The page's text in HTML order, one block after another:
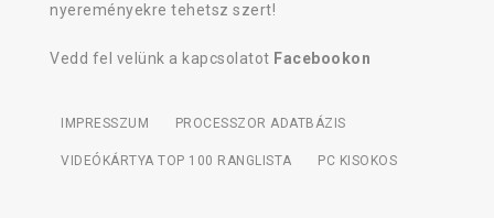
nyereményekre tehetsz szert!
Vedd fel velünk a kapcsolatot Facebookon
IMPRESSZUM PROCESSZOR ADATBÁZIS
VIDEÓKÁRTYA TOP 100 RANGLISTA PC KISOKOS